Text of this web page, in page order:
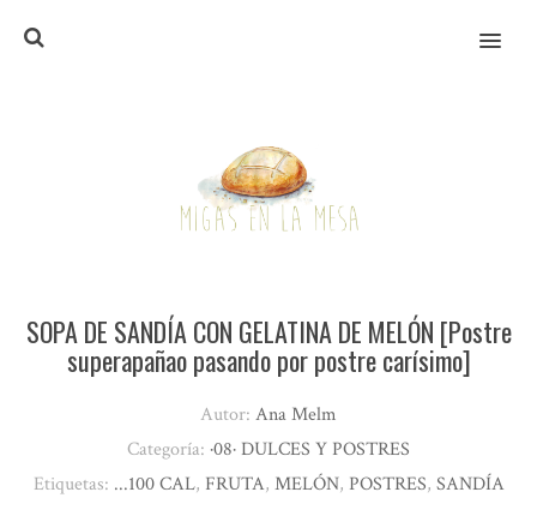
MENU
SOPA DE SANDÍA CON GELATINA DE MELÓN [Postre
superapañao pasando por postre carísimo]
Autor: Ana Melm
Categoría: ·08· DULCES Y POSTRES
Etiquetas: ...100 CAL, FRUTA, MELÓN, POSTRES, SANDÍA